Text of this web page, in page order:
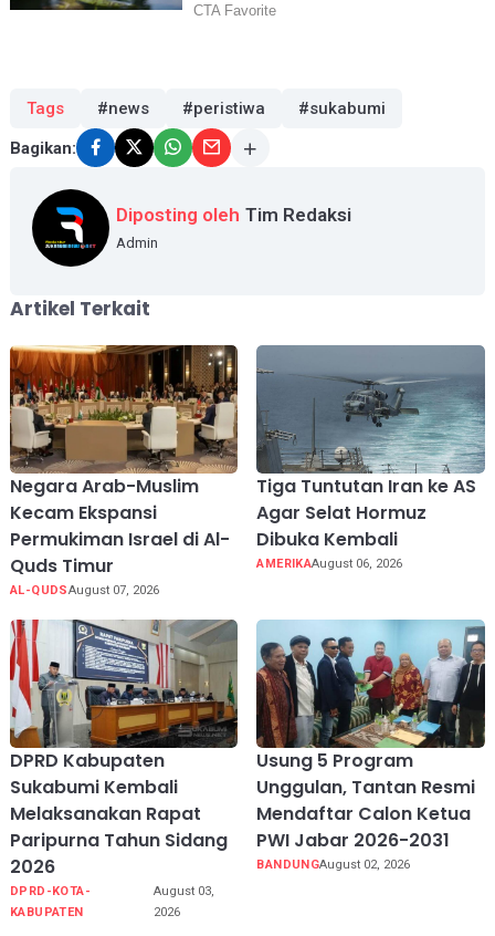
Tags #news #peristiwa #sukabumi
Bagikan:
Diposting oleh Tim Redaksi
Admin
Artikel Terkait
Negara Arab-Muslim
Kecam Ekspansi
Permukiman Israel di Al-
Quds Timur
AL-QUDSAugust 07, 2026
Tiga Tuntutan Iran ke AS
Agar Selat Hormuz
Dibuka Kembali
AMERIKAAugust 06, 2026
DPRD Kabupaten
Sukabumi Kembali
Melaksanakan Rapat
Paripurna Tahun Sidang
2026
DPRD-KOTA-
KABUPATEN
August 03,
2026
Usung 5 Program
Unggulan, Tantan Resmi
Mendaftar Calon Ketua
PWI Jabar 2026-2031
BANDUNGAugust 02, 2026